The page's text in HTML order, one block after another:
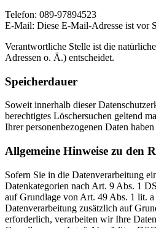
Telefon: 089-97894523
E-Mail: Diese E-Mail-Adresse ist vor
Verantwortliche Stelle ist die
Adressen o. Ä.) entscheidet.
Speicherdauer
Soweit innerhalb dieser
berechtigtes Löschersuchen geltend
Ihrer personenbezogenen Daten
Allgemeine Hinweise zu den
Sofern Sie in die Datenverarbeitung
Datenkategorien nach Art. 9 Abs. 1
auf Grundlage von Art. 49 Abs. 1 lit.
Datenverarbeitung zusätzlich auf
erforderlich, verarbeiten wir Ihre